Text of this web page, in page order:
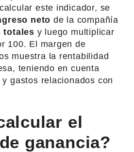
este indicador, se
neto de la compañía
totales y luego multiplicar
100. El margen de
muestra la rentabilidad
teniendo en cuenta
gastos relacionados con
el
ganancia?